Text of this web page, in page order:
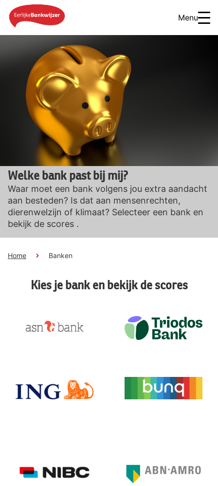
Menu
Welke bank past bij mij?
Waar moet een bank volgens jou extra aandacht
aan besteden? Is dat aan mensenrechten,
dierenwelzijn of klimaat? Selecteer een bank en
bekijk de scores .
Home Banken
Kies je bank en bekijk de scores